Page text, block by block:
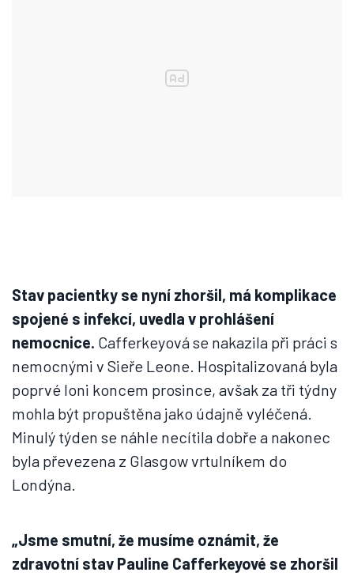
Stav pacientky se nyní zhoršil, má komplikace
spojené s infekcí, uvedla v prohlášení
nemocnice. Cafferkeyová se nakazila při práci s
nemocnými v Sieře Leone. Hospitalizovaná byla
poprvé loni koncem prosince, avšak za tři týdny
mohla být propuštěna jako údajně vyléčená.
Minulý týden se náhle necítila dobře a nakonec
byla převezena z Glasgow vrtulníkem do
Londýna.
„Jsme smutní, že musíme oznámit, že
zdravotní stav Pauline Cafferkeyové se zhoršil